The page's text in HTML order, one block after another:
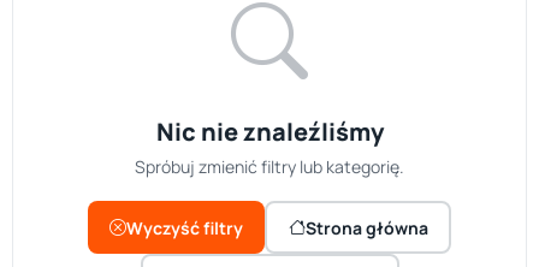
Nic nie znaleźliśmy
Spróbuj zmienić filtry lub kategorię.
Wyczyść filtry Strona główna